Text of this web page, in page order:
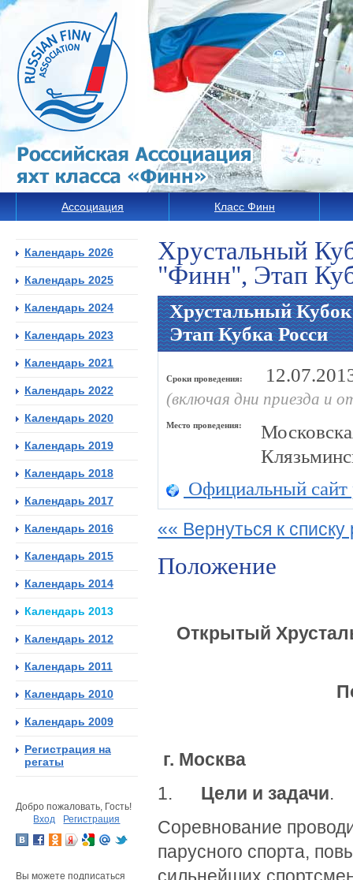
Ассоциация Класс Финн
Хрустальный
"Финн", Этап
Хрустальный
Этап Кубка Росси
Сроки проведения:
(включая дни приезда и
Место проведения:
Официальный сайт
«« Вернуться к списку
Положение
Открытый
г.
1. Цели и задачи.
Соревнование
парусного спорта,
Календарь 2026
Календарь 2025
Календарь 2024
Календарь 2023
Календарь 2021
Календарь 2022
Календарь 2020
Календарь 2019
Календарь 2018
Календарь 2017
Календарь 2016
Календарь 2015
Календарь 2014
Календарь 2013
Календарь 2012
Календарь 2011
Календарь 2010
Календарь 2009
Регистрация на
регаты
Добро пожаловать, Гость!
Вход
Регистрация
Вы можете подписаться